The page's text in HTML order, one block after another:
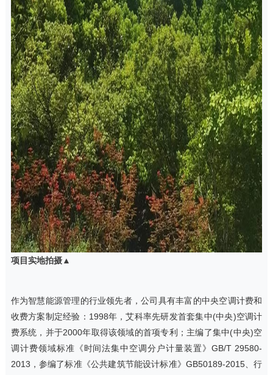
项目实地拍摄▲
作为智慧能源管理的行业领先者，公司具有丰富的中央空调计费和
收费方案制定经验：1998年，艾科率先研发首套集中(中央)空调计
费系统，并于2000年取得该领域的首项专利；主编了集中(中央)空
调计费领域标准《时间法集中空调分户计量装置》GB/T 29580-
2013，参编了标准《公共建筑节能设计标准》GB50189-2015、行